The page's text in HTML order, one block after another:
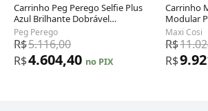
Carrinho Peg Perego Selfie Plus
Azul Brilhante Dobrável
Automático até 21,8 kg
Peg Perego
R$5.116,00
R$4.604,40 no PIX
Carrinho
Modular
4-em-1
kg
Maxi Cosi
R$
R$